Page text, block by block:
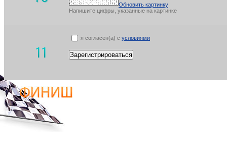
Обновить картинку
Напишите цифры, указанные на картинке
я согласен(а) с условиями
Зарегистрироваться